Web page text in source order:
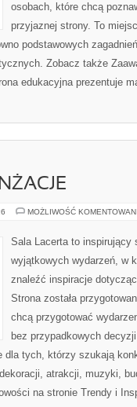
osobach, które chcą
przyjaznej strony. To
podstawowych
Zobacz także
edukacyjna prezentuje
MOŻLIWOŚĆ
Sala Lacerta to inspirujący
wyjątkowych wydarzeń, w
znaleźć inspiracje
Strona została
chcą przygotować
bez przypadkowych
dla tych, którzy szukają
atrakcji, muzyki,
na stronie Trendy i